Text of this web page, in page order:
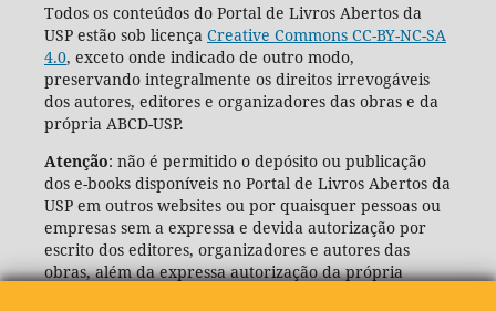
Todos os conteúdos do Portal de Livros Abertos da
USP estão sob licença Creative Commons CC-BY-NC-SA
4.0, exceto onde indicado de outro modo,
preservando integralmente os direitos irrevogáveis
dos autores, editores e organizadores das obras e da
própria ABCD-USP.
Atenção: não é permitido o depósito ou publicação
dos e-books disponíveis no Portal de Livros Abertos da
USP em outros websites ou por quaisquer pessoas ou
empresas sem a expressa e devida autorização por
escrito dos editores, organizadores e autores das
obras, além da expressa autorização da própria